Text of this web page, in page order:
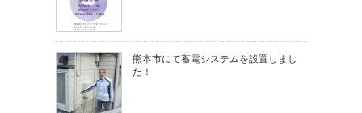
熊本市にて蓄電システムを設置しまし
た！